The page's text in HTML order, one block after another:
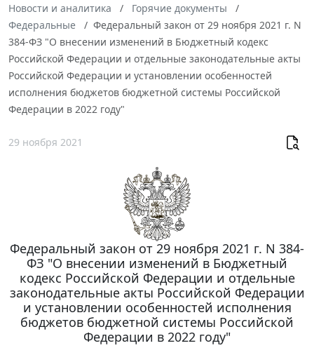
Новости и аналитика
Горячие документы
Федеральные
Федеральный закон от 29 ноября 2021 г. N
384-ФЗ "О внесении изменений в Бюджетный кодекс
Российской Федерации и отдельные законодательные акты
Российской Федерации и установлении особенностей
исполнения бюджетов бюджетной системы Российской
Федерации в 2022 году"
29 ноября 2021
Федеральный закон от 29 ноября 2021 г. N 384-
ФЗ "О внесении изменений в Бюджетный
кодекс Российской Федерации и отдельные
законодательные акты Российской Федерации
и установлении особенностей исполнения
бюджетов бюджетной системы Российской
Федерации в 2022 году"